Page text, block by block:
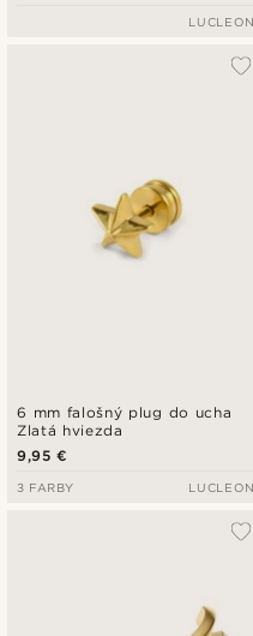
LUCLEON
6 mm falošný plug do ucha
Zlatá hviezda
9,95 €
3 FARBY LUCLEON